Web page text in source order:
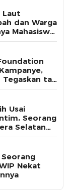
Laut
dan Warga
Mahasiswa
Tegaskan tak
Politik
Usai
Seorang
Selatan
Seorang
Nekat